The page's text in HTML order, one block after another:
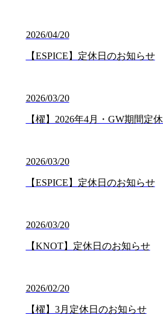
2026/04/20
【ESPICE】定休日のお知らせ
2026/03/20
【櫂】2026年4月・GW期間定
2026/03/20
【ESPICE】定休日のお知らせ
2026/03/20
【KNOT】定休日のお知らせ
2026/02/20
【櫂】3月定休日のお知らせ